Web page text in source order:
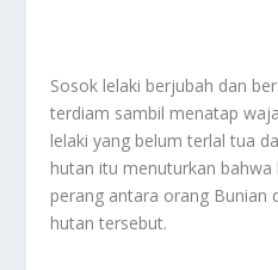
Sosok lelaki berjubah dan
terdiam sambil menatap
lelaki yang belum terlal tua
hutan itu menuturkan
perang antara orang Bunian
hutan tersebut.